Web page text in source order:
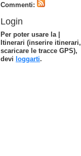
Commenti:
Login
Per poter usare la |
Itinerari (inserire itinerari,
scaricare le tracce GPS),
devi loggarti.